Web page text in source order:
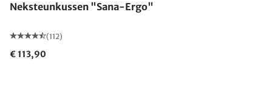
Neksteunkussen "Sana-Ergo"
(112)
€ 113,90